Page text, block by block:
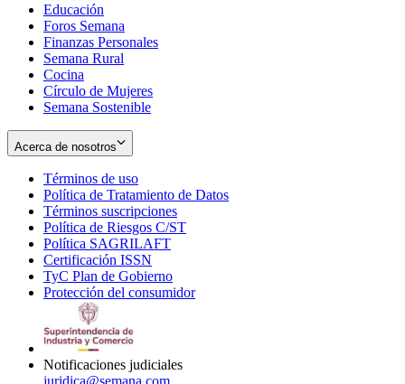
window
new
window
Educación
Foros Semana
Finanzas Personales
Semana Rural
Cocina
Círculo de Mujeres
Semana Sostenible
Acerca de nosotros
Términos de uso
in
new
window
Política de Tratamiento de Datos
Términos suscripciones
in
Política de Riesgos C/ST
Política SAGRILAFT
new
window
Certificación ISSN
in
new
TyC Plan de Gobierno
in
Protección del consumidorOpens
Notificaciones judiciales
juridica@semana.com